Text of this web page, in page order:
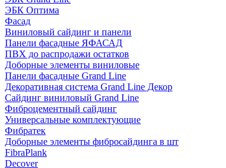
ЭБК Оптима
Фасад
Виниловый сайдинг и панели
Панели фасадные ЯФАСАД
ПВХ до распродажи остатков
Доборные элементы виниловые
Панели фасадные Grand Line
Декоративная система Grand Line Декор
Сайдинг виниловый Grand Line
Фиброцементный сайдинг
Универсальные комплектующие
Фибратек
Доборные элементы фибросайдинга в шт
FibraPlank
Decover